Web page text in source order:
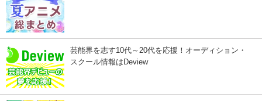
芸能界を志す10代～20代を応援！オーディション・
スクール情報はDeview